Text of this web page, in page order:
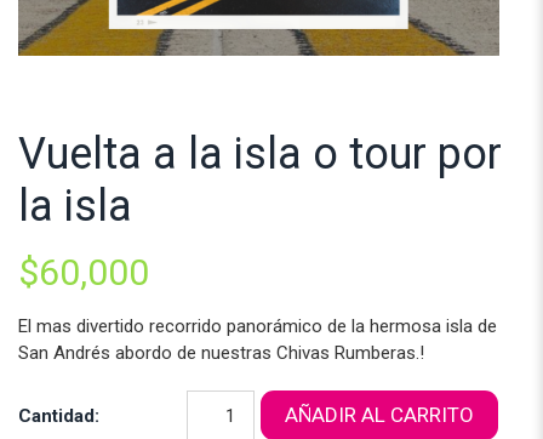
Vuelta a la isla o tour por
la isla
$60,000
El mas divertido recorrido panorámico de la hermosa isla de
San Andrés abordo de nuestras Chivas Rumberas.!
Cantidad: AÑADIR AL CARRITO